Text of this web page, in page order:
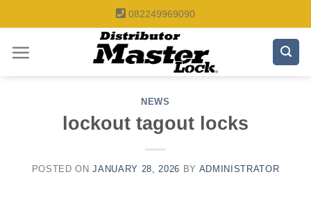
to
content
082249969090
NEWS
lockout tagout locks
POSTED ONJANUARY 28, 2026 BY ADMINISTRATOR